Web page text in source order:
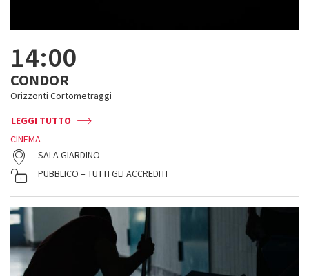
14:00
CONDOR
Orizzonti Cortometraggi
LEGGI TUTTO
CINEMA
SALA GIARDINO
PUBBLICO – TUTTI GLI ACCREDITI